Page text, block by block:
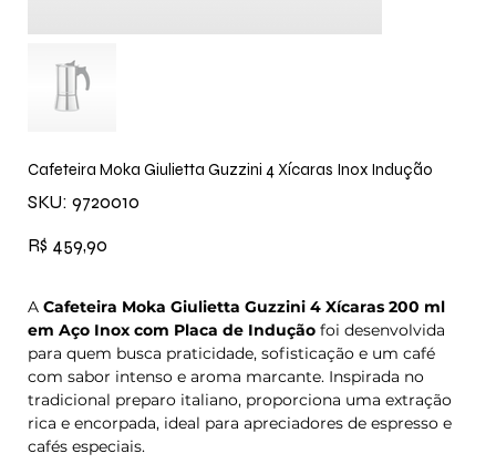
Cafeteira Moka Giulietta Guzzini 4 Xícaras Inox Indução
SKU: 9720010
9720010
Preço
R$ 459,90
A Cafeteira Moka Giulietta Guzzini 4 Xícaras 200 ml
em Aço Inox com Placa de Induçãofoi desenvolvida
para quem busca praticidade, sofisticação e um café
com sabor intenso e aroma marcante. Inspirada no
tradicional preparo italiano, proporciona uma extração
rica e encorpada, ideal para apreciadores de espresso e
cafés especiais.